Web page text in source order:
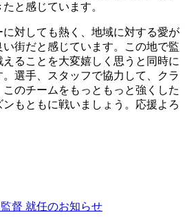
と感じています。
対しても熱く、地域に対する愛が
街だと感じています。この地で監
ることを大変嬉しく思うと同時に
選手、スタッフで協力して、クラ
のチームをもっともっと強くした
もともに戦いましょう。応援よろ
督 就任のお知らせ